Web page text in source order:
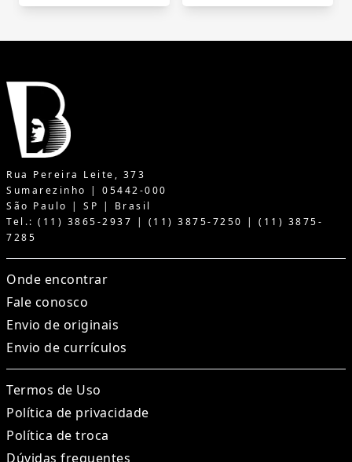
Rua Pereira Leite, 373
Sumarezinho | 05442-000
São Paulo | SP | Brasil
Tel.: (11) 3865-2937 | (11) 3875-7250 | (11) 3875-
7285
Onde encontrar
Fale conosco
Envio de originais
Envio de currículos
Termos de Uso
Política de privacidade
Política de troca
Dúvidas frequentes